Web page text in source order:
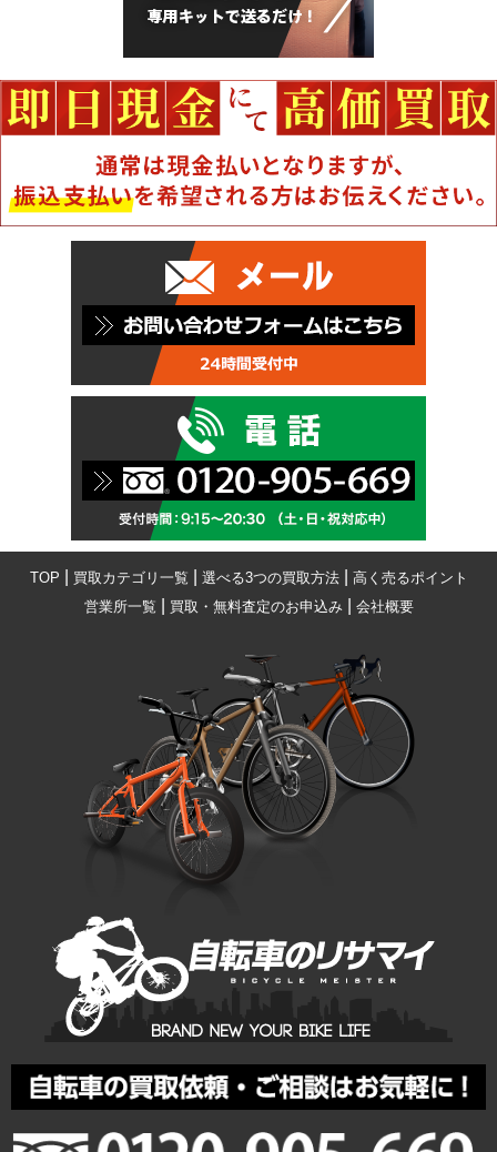
TOP 買取カテゴリ一覧 選べる3つの買取方法| 高く売るポイント
営業所一覧
買取・無料査定のお申込み| 会社概要